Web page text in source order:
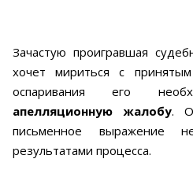
Зачастую проигравшая
хочет мириться с
оспаривания его
апелляционную жалобу.
письменное выражение
результатами процесса.